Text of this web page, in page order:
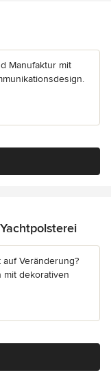
Manufaktur mit
Veränderung?
mit dekorativen